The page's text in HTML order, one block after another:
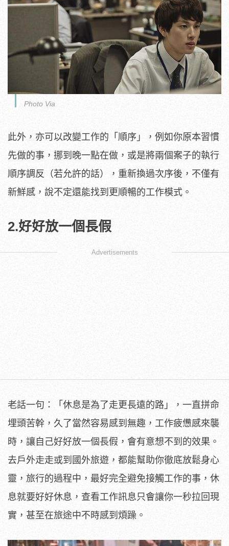
Photo Via
此外，亦可以改變工作的「順序」，例如你原本習慣
先做的事，挪到晚一點在做，或是將兩個案子的執行
順序調反（若允許的話），重新換過次序後，不僅有
新鮮感，說不定還能找到更順暢的工作模式。
2.好好放一個長假
Advertisements
老話一句：「休息是為了走更長遠的路」，一直拼命
埋頭苦幹，久了當然容易感到無趣，工作疲憊感來襲
時，讓自己好好放一個長假，會有意想不到的效果。
去戶外走走或到國外旅遊，都能幫助你徹底放鬆身心
靈，旅行的過程中，最好完全避免接觸工作的事，休
息就要好好休息，查看工作訊息只會讓你一秒拉回現
實，甚至在旅途中不時感到煩躁。